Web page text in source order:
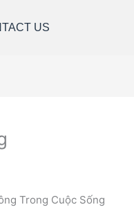
US
Trong Cuộc Sống